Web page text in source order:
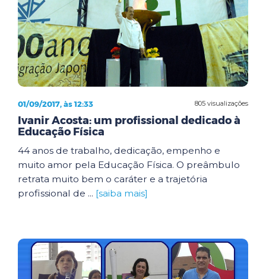
805 visualizações
01/09/2017, às 12:33
Ivanir Acosta: um profissional dedicado à
Educação Física
44 anos de trabalho, dedicação, empenho e
muito amor pela Educação Física. O preâmbulo
retrata muito bem o caráter e a trajetória
profissional de ... [saiba mais]